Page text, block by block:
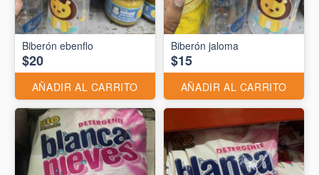
Biberón ebenflo
$20
AÑADIR AL CARRITO
Biberón jaloma
$15
AÑADIR AL CARRITO